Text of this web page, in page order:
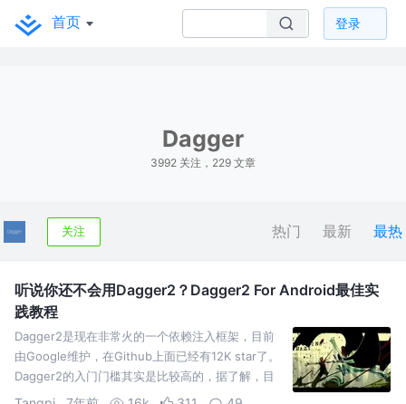
首页 登录
Dagger
3992 关注，229 文章
关注 热门 最新 最热
听说你还不会用Dagger2？Dagger2 For Android最佳实
践教程
Dagger2是现在非常火的一个依赖注入框架，目前
由Google维护，在Github上面已经有12K star了。
Dagger2的入门门槛其实是比较高的，据了解，目
前有很多Android工程师对Dagger2还不甚了解，没